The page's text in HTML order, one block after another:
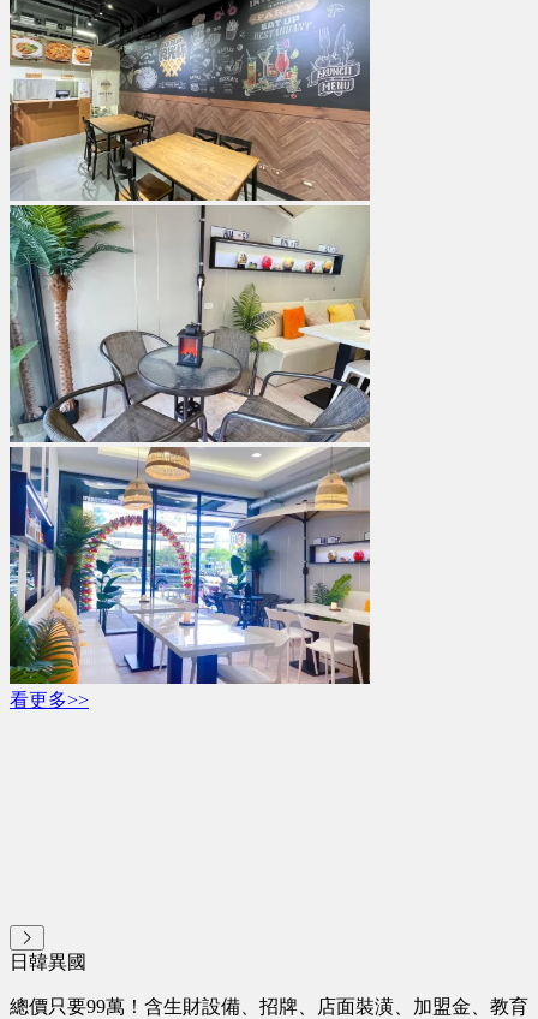
看更多>>
日韓異國
總價只要99萬！含生財設備、招牌、店面裝潢、加盟金、教育